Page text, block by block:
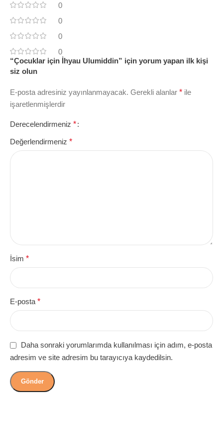
0
0
0
0
“Çocuklar için İhyau Ulumiddin” için yorum yapan ilk kişi
siz olun
E-posta adresiniz yayınlanmayacak. Gerekli alanlar * ile
işaretlenmişlerdir
Derecelendirmeniz *
Değerlendirmeniz *
İsim *
E-posta *
Daha sonraki yorumlarımda kullanılması için adım, e-posta
adresim ve site adresim bu tarayıcıya kaydedilsin.